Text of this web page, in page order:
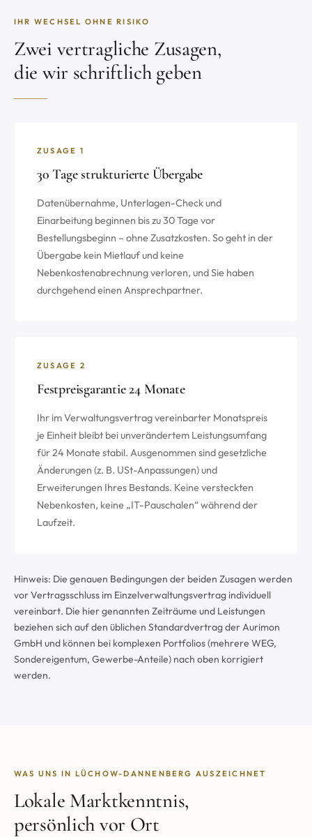
IHR WECHSEL OHNE RISIKO
Zwei vertragliche Zusagen,
die wir schriftlich geben
ZUSAGE 1
30 Tage strukturierte Übergabe
Datenübernahme, Unterlagen-Check und
Einarbeitung beginnen bis zu 30 Tage vor
Bestellungsbeginn – ohne Zusatzkosten. So geht in der
Übergabe kein Mietlauf und keine
Nebenkostenabrechnung verloren, und Sie haben
durchgehend einen Ansprechpartner.
ZUSAGE 2
Festpreis­garantie 24 Monate
Ihr im Verwaltungsvertrag vereinbarter Monatspreis
je Einheit bleibt bei unverändertem Leistungsumfang
für 24 Monate stabil. Ausgenommen sind gesetzliche
Änderungen (z. B. USt-Anpassungen) und
Erweiterungen Ihres Bestands. Keine versteckten
Nebenkosten, keine „IT-Pauschalen“ während der
Laufzeit.
Hinweis: Die genauen Bedingungen der beiden Zusagen werden
vor Vertragsschluss im Einzelverwaltungsvertrag individuell
vereinbart. Die hier genannten Zeiträume und Leistungen
beziehen sich auf den üblichen Standardvertrag der Aurimon
GmbH und können bei komplexen Portfolios (mehrere WEG,
Sondereigentum, Gewerbe-Anteile) nach oben korrigiert
werden.
WAS UNS IN LÜCHOW-DANNENBERG AUSZEICHNET
Lokale Marktkenntnis,
persönlich vor Ort